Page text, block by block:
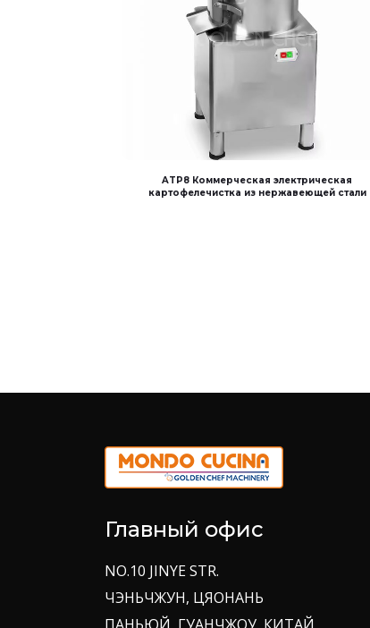
ATP8 Коммерческая электрическая
картофелечистка из нержавеющей стали
Главный офис
NO.10 JINYE STR.
ЧЭНЬЧЖУН, ЦЯОНАНЬ